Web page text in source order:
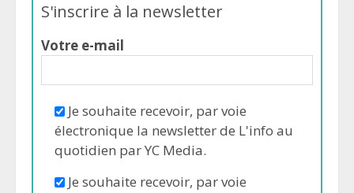
S'inscrire à la newsletter
Votre e-mail
Je souhaite recevoir, par voie
électronique la newsletter de L'info au
quotidien par YC Media.
Je souhaite recevoir, par voie